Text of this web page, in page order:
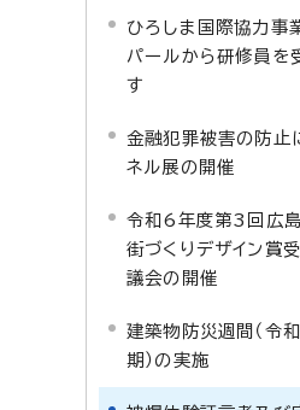
ひろしま国際協力事
パールから研修員を
す
金融犯罪被害の防止
ネル展の開催
令和6年度第3回広
街づくりデザイン賞
議会の開催
建築物防災週間（令
期）の実施